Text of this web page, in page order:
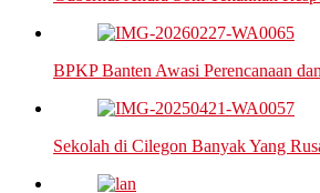
BPKP Banten Awasi Perencanaan
Sekolah di Cilegon Banyak Yang